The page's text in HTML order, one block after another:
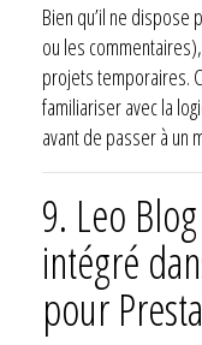
Bien qu’il ne dispose
ou les
projets temporaires.
familiariser avec la
avant de passer à un
9. Leo
intégré
pour